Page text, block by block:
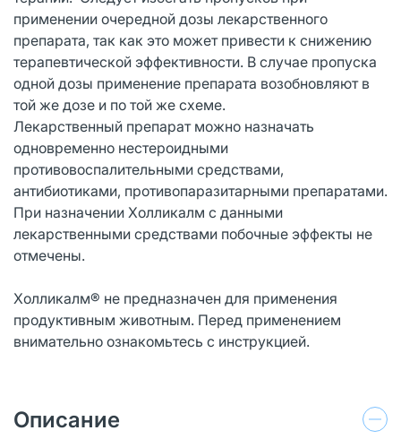
применении очередной дозы лекарственного
препарата, так как это может привести к снижению
терапевтической эффективности. В случае пропуска
одной дозы применение препарата возобновляют в
той же дозе и по той же схеме.
Лекарственный препарат можно назначать
одновременно нестероидными
противовоспалительными средствами,
антибиотиками, противопаразитарными препаратами.
При назначении Холликалм с данными
лекарственными средствами побочные эффекты не
отмечены.
Холликалм® не предназначен для применения
продуктивным животным. Перед применением
внимательно ознакомьтесь с инструкцией.
Описание